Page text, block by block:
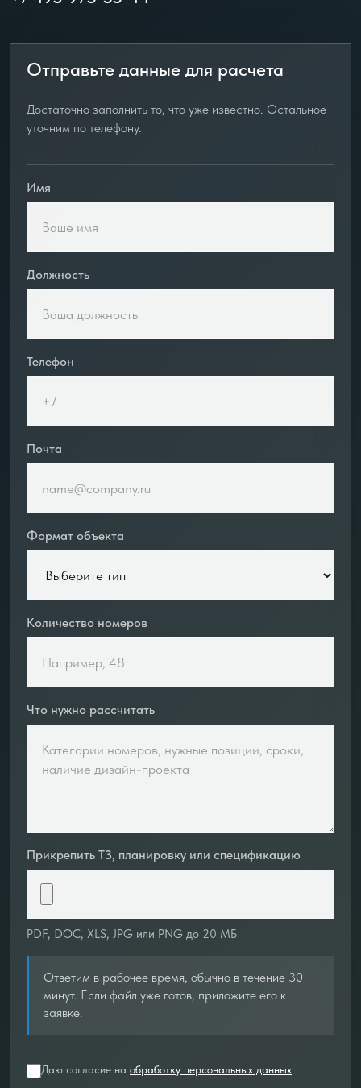
Отправьте данные для расчета
Достаточно заполнить то, что уже известно. Остальное
уточним по телефону.
Имя
Должность
Телефон
Почта
Формат объекта
Количество номеров
Что нужно рассчитать
Прикрепить ТЗ, планировку или спецификацию
PDF, DOC, XLS, JPG или PNG до 20 МБ
Ответим в рабочее время, обычно в течение 30
минут. Если файл уже готов, приложите его к
заявке.
Даю согласие на обработку персональных данных